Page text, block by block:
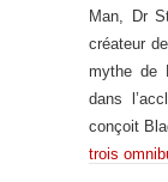
Man, Dr
créateur
mythe de
dans
conçoit
trois